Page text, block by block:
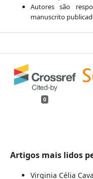
Autores são
manuscrito
0
Artigos mais lidos
Virginia Célia